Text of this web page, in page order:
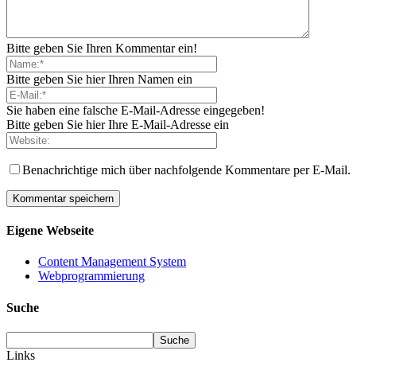
Bitte geben Sie Ihren Kommentar ein!
Bitte geben Sie hier Ihren Namen ein
Sie haben eine falsche E-Mail-Adresse eingegeben!
Bitte geben Sie hier Ihre E-Mail-Adresse ein
Benachrichtige mich über nachfolgende Kommentare per E-Mail.
Eigene Webseite
Content Management System
Webprogrammierung
Suche
Links